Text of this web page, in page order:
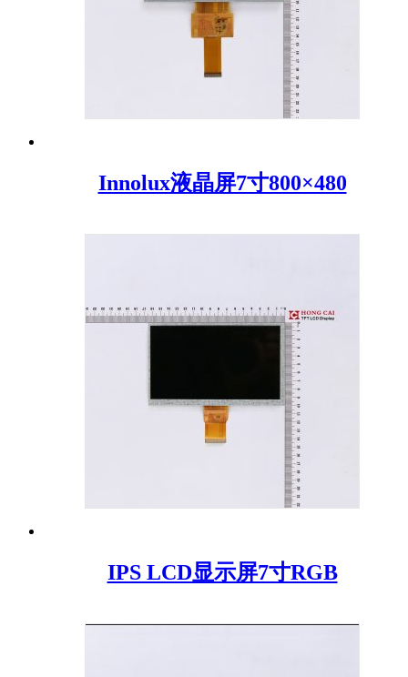
Innolux液晶屏7寸800×480
IPS LCD显示屏7寸RGB